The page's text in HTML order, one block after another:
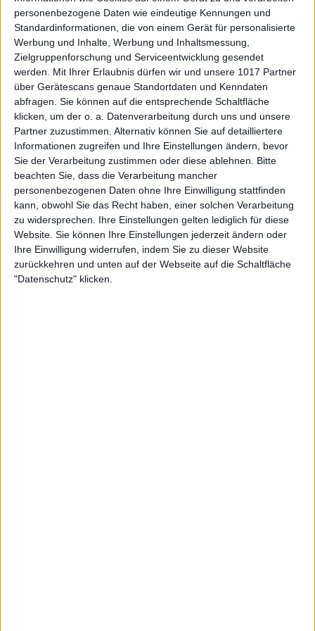
personenbezogene Daten wie eindeutige Kennungen und
Standardinformationen, die von einem Gerät für personalisierte
Werbung und Inhalte, Werbung und Inhaltsmessung,
Zielgruppenforschung und Serviceentwicklung gesendet
werden.
Mit Ihrer Erlaubnis dürfen wir und unsere 1017 Partner
über Gerätescans genaue Standortdaten und Kenndaten
abfragen. Sie können auf die entsprechende Schaltfläche
klicken, um der o. a. Datenverarbeitung durch uns und unsere
Partner zuzustimmen. Alternativ können Sie auf detailliertere
Informationen zugreifen und Ihre Einstellungen ändern, bevor
Sie der Verarbeitung zustimmen oder diese ablehnen.
Bitte
beachten Sie, dass die Verarbeitung mancher
personenbezogenen Daten ohne Ihre Einwilligung stattfinden
kann, obwohl Sie das Recht haben, einer solchen Verarbeitung
zu widersprechen. Ihre Einstellungen gelten lediglich für diese
Website. Sie können Ihre Einstellungen jederzeit ändern oder
Ihre Einwilligung widerrufen, indem Sie zu dieser Website
zurückkehren und unten auf der Webseite auf die Schaltfläche
"Datenschutz" klicken.